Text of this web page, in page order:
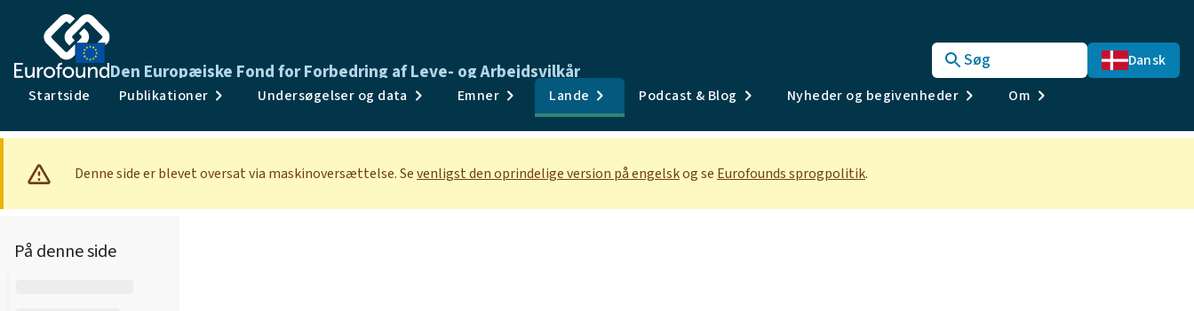
Den Europæiske Fond for Forbedring af Leve- og Arbejdsvilkår Søg
Dansk
Startside
Publikationer Undersøgelser og data Emner Lande Podcast & Blog Nyheder og begivenheder Om
Publikationer
Undersøgelser og data
Emner
Lande
Denne side er blevet oversat via maskinoversættelse. Sevenligst den oprindelige version på engelskog se Eurofounds sprogpolitik.
På denne side